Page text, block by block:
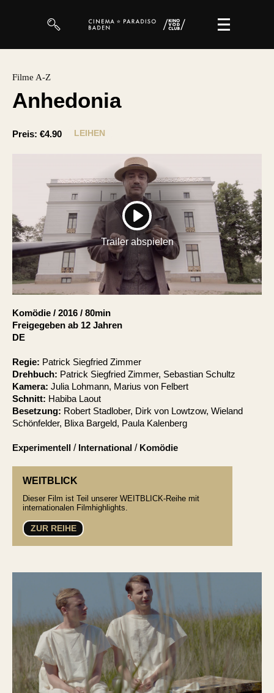
Magazin
So geht’s
Filmpakete
Gutscheine
& Filmpässe
Account
Filme A-Z
Anhedonia
Preis: €4.90 LEIHEN
PLAY
Trailer abspielen
Komödie / 2016 / 80min
Freigegeben ab 12 Jahren
DE
Regie: Patrick Siegfried Zimmer
Drehbuch: Patrick Siegfried Zimmer, Sebastian Schultz
Kamera: Julia Lohmann, Marius von Felbert
Schnitt: Habiba Laout
Besetzung: Robert Stadlober, Dirk von Lowtzow, Wieland
Schönfelder, Blixa Bargeld, Paula Kalenberg
Experimentell / International / Komödie
WEITBLICK
Dieser Film ist Teil unserer WEITBLICK-Reihe mit
internationalen Filmhighlights.
ZUR REIHE